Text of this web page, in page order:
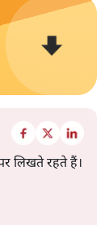
लिखते रहते हैं।